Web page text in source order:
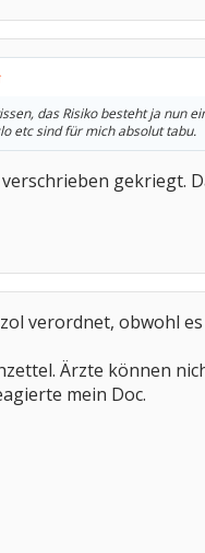
das Risiko besteht ja nun
etc sind für mich absolut tabu.
gekriegt.
verordnet, obwohl
Ärzte können
mein Doc.